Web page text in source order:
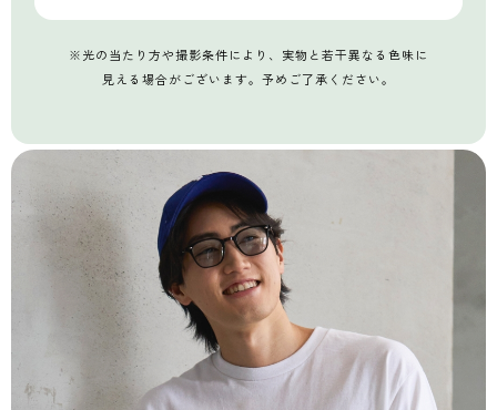
※光の当たり方や撮影条件により、実物と若干異なる色味に
見える場合がございます。予めご了承ください。